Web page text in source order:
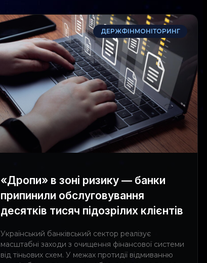
ДЕРЖФІНМОНІТОРИНГ
«Дропи» в зоні ризику — банки
припинили обслуговування
десятків тисяч підозрілих клієнтів
Український банківський сектор реалізує
масштабні заходи з очищення фінансової системи
від тіньових схем. У межах протидії відмиванню